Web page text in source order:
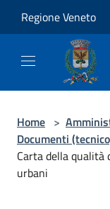
Regione Veneto
Home >
Documenti
Carta della qualità
urbani